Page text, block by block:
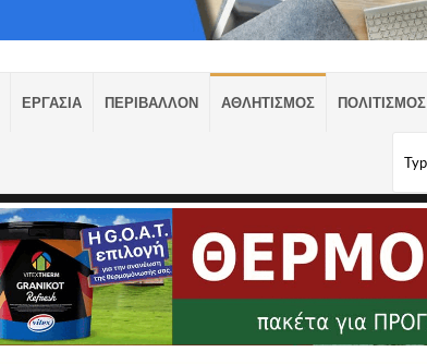
ΕΡΓΑΣΙΑ ΠΕΡΙΒΑΛΛΟΝ ΑΘΛΗΤΙΣΜΟΣ ΠΟΛΙΤΙΣΜΟΣ